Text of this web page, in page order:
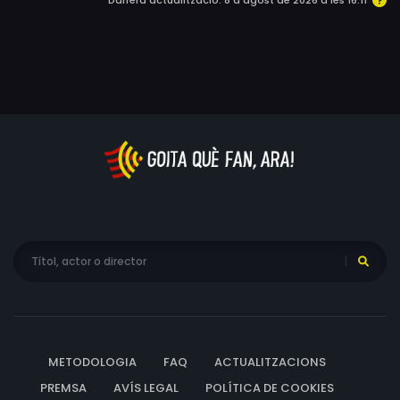
METODOLOGIA FAQ
ACTUALITZACIONS
PREMSA
AVÍS LEGAL POLÍTICA DE COOKIES